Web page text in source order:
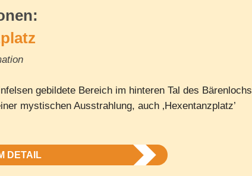
gebildete Bereich im hinteren Tal des Bärenlochs
mystischen Ausstrahlung, auch ‚Hexentanzplatz’
DETAIL